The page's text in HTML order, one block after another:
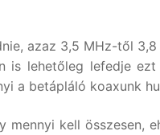
azaz 3,5 MHz-től
is lehetőleg lefedje
a betápláló koaxunk
kell összesen,